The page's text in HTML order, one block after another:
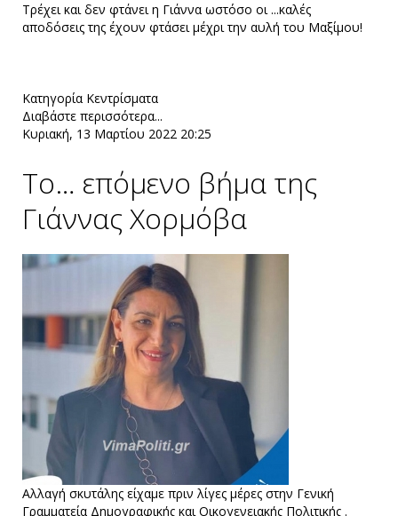
Τρέχει και δεν φτάνει η Γιάννα ωστόσο οι ...καλές
αποδόσεις της έχουν φτάσει μέχρι την αυλή του Μαξίμου!
Κατηγορία Κεντρίσματα
Διαβάστε περισσότερα...
Κυριακή, 13 Μαρτίου 2022 20:25
Το… επόμενο βήμα της
Γιάννας Χορμόβα
Αλλαγή σκυτάλης είχαμε πριν λίγες μέρες στην Γενική
Γραμματεία Δημογραφικής και Οικογενειακής Πολιτικής .